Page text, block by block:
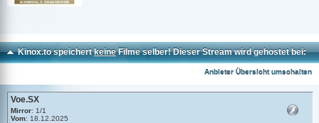
Kinox.to speichertkeineFilme selber! Dieser Stream wird gehostet bei:
Anbieter Übersicht umschalten
Voe.SX
Mirror: 1/1
Vom: 18.12.2025